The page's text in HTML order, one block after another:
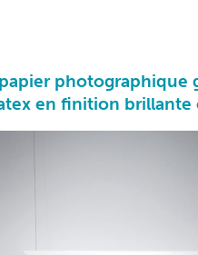
en finition brillante